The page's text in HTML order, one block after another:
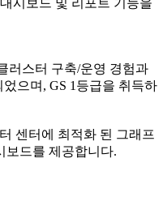
러스터 구축/운영 경험과
으며, GS 1등급을 취득하
센터에 최적화 된 그래프
보드를 제공합니다.